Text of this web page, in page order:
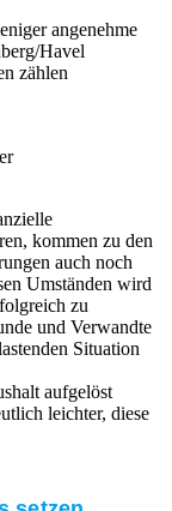
angenehme
Havel
zählen
kommen zu den
auch noch
Umständen wird
zu
und Verwandte
Situation
aufgelöst
leichter, diese